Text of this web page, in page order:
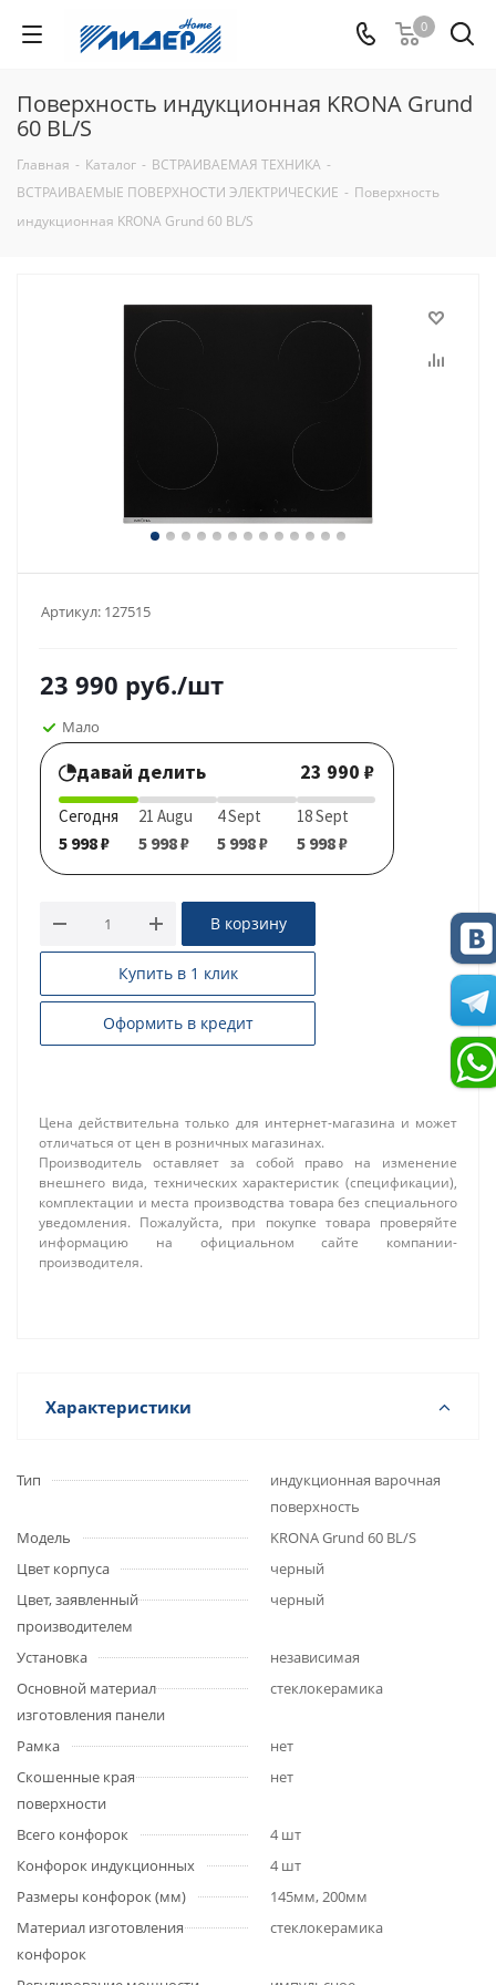
0
Поверхность индукционная KRONA Grund
60 BL/S
Главная - Каталог - ВСТРАИВАЕМАЯ ТЕХНИКА -
ВСТРАИВАЕМЫЕ ПОВЕРХНОСТИ ЭЛЕКТРИЧЕСКИЕ - Поверхность
индукционная KRONA Grund 60 BL/S
Артикул: 127515
23 990 руб./шт
Мало
давай делить 23 990 ₽
Сегодня
5 998 ₽
21 Augu
5 998 ₽
4 Sept
5 998 ₽
18 Sept
5 998 ₽
В корзину
Купить в 1 клик
Оформить в кредит
Цена действительна только для интернет-магазина и может
отличаться от цен в розничных магазинах.
Производитель оставляет за собой право на изменение
внешнего вида, технических характеристик (спецификации),
комплектации и места производства товара без специального
уведомления. Пожалуйста, при покупке товара проверяйте
информацию на официальном сайте компании-
производителя.
Характеристики
Тип
индукционная варочная
поверхность
Модель
KRONA Grund 60 BL/S
Цвет корпуса
черный
Цвет, заявленный
производителем
черный
Установка
независимая
Основной материал
изготовления панели
стеклокерамика
Рамка
нет
Скошенные края
поверхности
нет
Всего конфорок
4 шт
Конфорок индукционных
4 шт
Размеры конфорок (мм)
145мм, 200мм
Материал изготовления
конфорок
стеклокерамика